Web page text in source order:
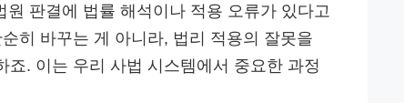
원 판결에 법률 해석이나 적용 오류가 있다고
히 바꾸는 게 아니라, 법리 적용의 잘못을
. 이는 우리 사법 시스템에서 중요한 과정